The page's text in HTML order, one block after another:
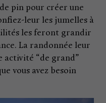
pin pour créer une
leur les jumelles à
les feront grandir
La randonnée leur
activité “de grand”
vous avez besoin